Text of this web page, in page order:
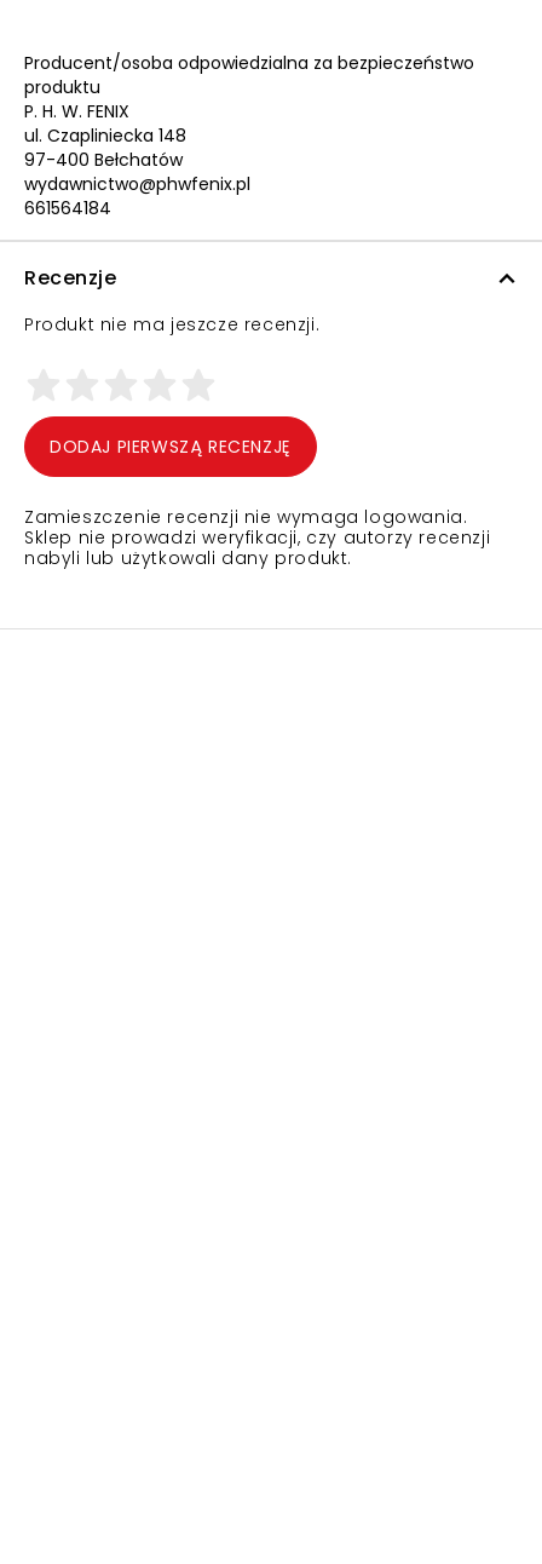
Producent/osoba odpowiedzialna za bezpieczeństwo
produktu
P. H. W. FENIX
ul. Czapliniecka 148
97-400 Bełchatów
wydawnictwo@phwfenix.pl
661564184
Recenzje
Produkt nie ma jeszcze recenzji.
DODAJ PIERWSZĄ RECENZJĘ
Zamieszczenie recenzji nie wymaga logowania.
Sklep nie prowadzi weryfikacji, czy autorzy recenzji
nabyli lub użytkowali dany produkt.